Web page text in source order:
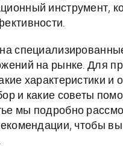
инструмент,
на рынке. Для
характеристики
и какие советы
мы подробно
чтобы